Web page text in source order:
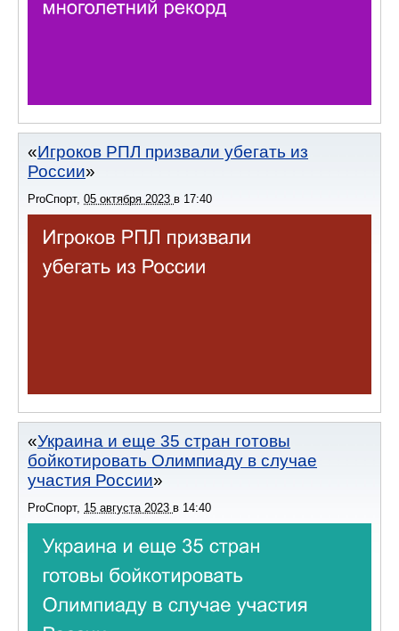
Игроков РПЛ призвали убегать из
России
ProСпорт, 05 октября 2023 в 17:40
Украина и еще 35 стран готовы
бойкотировать Олимпиаду в случае
участия России
ProСпорт, 15 августа 2023 в 14:40